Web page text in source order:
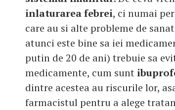
inlaturarea febrei, ci numai
care au si alte probleme de
atunci este bine sa iei
putin de 20 de ani) trebuie sa
medicamente, cum sunt
dintre acestea au riscurile lor,
farmacistul pentru a alege